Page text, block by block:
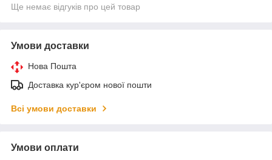
Ще немає відгуків про цей товар
Умови доставки
Нова Пошта
Доставка кур'єром нової пошти
Всі умови доставки
Умови оплати